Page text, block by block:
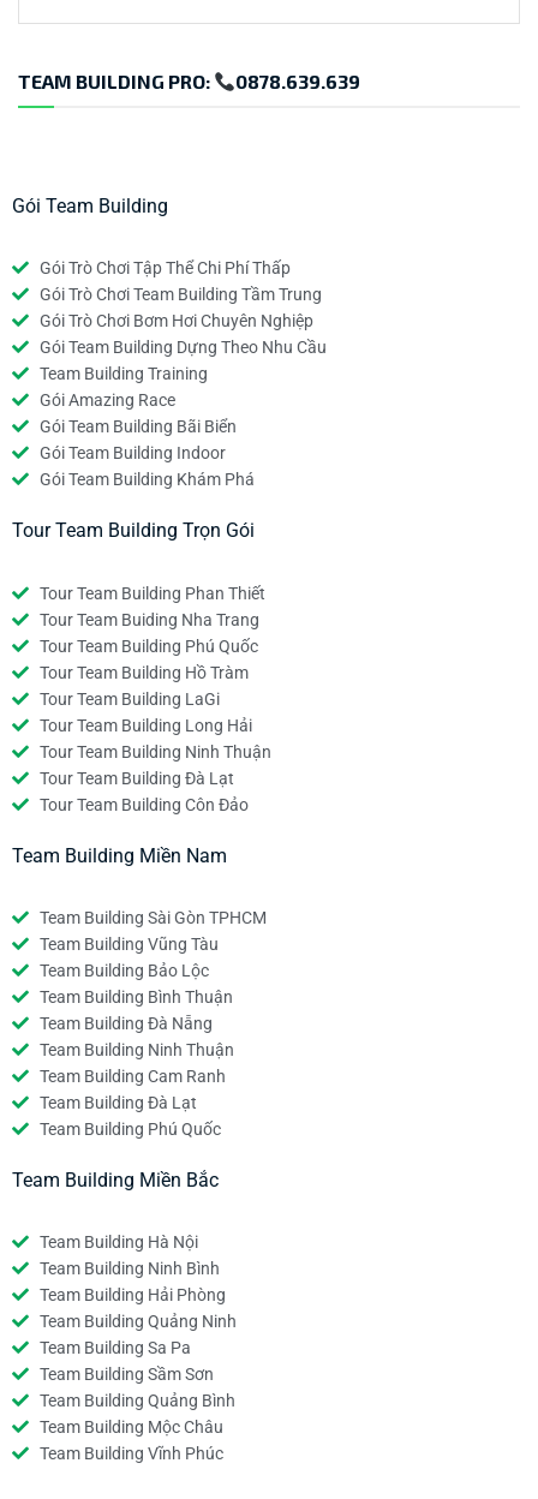
TEAM BUILDING PRO: 0878.639.639
Gói Team Building
Gói Trò Chơi Tập Thể Chi Phí Thấp
Gói Trò Chơi Team Building Tầm Trung
Gói Trò Chơi Bơm Hơi Chuyên Nghiệp
Gói Team Building Dựng Theo Nhu Cầu
Team Building Training
Gói Amazing Race
Gói Team Building Bãi Biển
Gói Team Building Indoor
Gói Team Building Khám Phá
Tour Team Building Trọn Gói
Tour Team Building Phan Thiết
Tour Team Buiding Nha Trang
Tour Team Building Phú Quốc
Tour Team Building Hồ Tràm
Tour Team Building LaGi
Tour Team Building Long Hải
Tour Team Building Ninh Thuận
Tour Team Building Đà Lạt
Tour Team Building Côn Đảo
Team Building Miền Nam
Team Building Sài Gòn TPHCM
Team Building Vũng Tàu
Team Building Bảo Lộc
Team Building Bình Thuận
Team Building Đà Nẵng
Team Building Ninh Thuận
Team Building Cam Ranh
Team Building Đà Lạt
Team Building Phú Quốc
Team Building Miền Bắc
Team Building Hà Nội
Team Building Ninh Bình
Team Building Hải Phòng
Team Building Quảng Ninh
Team Building Sa Pa
Team Building Sầm Sơn
Team Building Quảng Bình
Team Building Mộc Châu
Team Building Vĩnh Phúc